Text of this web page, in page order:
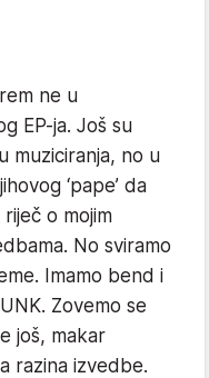
ne u
EP-ja. Još su
muziciranja, no u
‘pape’ da
o mojim
No sviramo
Imamo bend i
Zovemo se
još, makar
razina izvedbe.